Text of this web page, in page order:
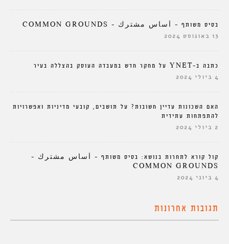
בסיס משותף – أساس مشترك – COMMON GROUNDS
13 באוגוסט 2024
כתבה ב-YNET על מחקר חדש במעבדה העוסק בהצללה בעיר
4 ביולי 2024
האם השכונות עדיין חשובות? על תושבים, קובעי מדיניות ואפשרויות
להתפתחות עתידית
2 ביולי 2024
קול קורא לתחרות בנושא: בסיס משותף – أساس مشترك –
COMMON GROUNDS
4 ביוני 2024
תגובות אחרונות